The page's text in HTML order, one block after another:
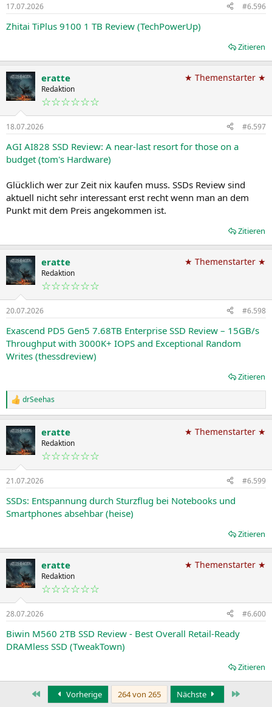
17.07.2026 #6.596
Zhitai TiPlus 9100 1 TB Review (TechPowerUp)
Zitieren
eratte
Redaktion
☆☆☆☆☆☆
★ Themenstarter ★
18.07.2026 #6.597
AGI AI828 SSD Review: A near-last resort for those on a
budget (tom's Hardware)
Glücklich wer zur Zeit nix kaufen muss. SSDs Review sind
aktuell nicht sehr interessant erst recht wenn man an dem
Punkt mit dem Preis angekommen ist.
Zitieren
eratte
Redaktion
☆☆☆☆☆☆
★ Themenstarter ★
20.07.2026 #6.598
Exascend PD5 Gen5 7.68TB Enterprise SSD Review – 15GB/s
Throughput with 3000K+ IOPS and Exceptional Random
Writes (thessdreview)
Zitieren
R
e
k
t
i
n
e
n
:
drSeehas
eratte
Redaktion
☆☆☆☆☆☆
★ Themenstarter ★
21.07.2026 #6.599
SSDs: Entspannung durch Sturzflug bei Notebooks und
Smartphones absehbar (heise)
Zitieren
eratte
Redaktion
☆☆☆☆☆☆
★ Themenstarter ★
28.07.2026 #6.600
Biwin M560 2TB SSD Review - Best Overall Retail-Ready
DRAMless SSD (TweakTown)
Zitieren
Erste Vorherige 264 von 265 Nächste